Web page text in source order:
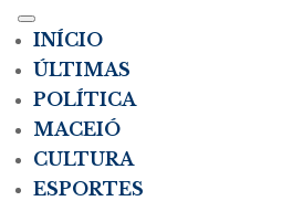
INÍCIO
ÚLTIMAS
POLÍTICA
MACEIÓ
CULTURA
ESPORTES